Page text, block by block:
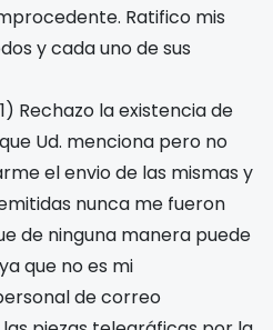
Ratifico mis
y cada uno de sus
Rechazo la existencia de
Ud. menciona pero no
el envio de las mismas y
nunca me fueron
de ninguna manera puede
que no es mi
de correo